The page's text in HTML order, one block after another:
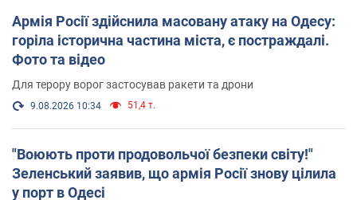
Армія Росії здійснила масовану атаку на Одесу:
горіла історична частина міста, є постраждалі.
Фото та відео
Для терору ворог застосував ракети та дрони
9.08.2026 10:34 51,4 т.
"Воюють проти продовольчої безпеки світу!"
Зеленський заявив, що армія Росії знову цілила
у порт в Одесі